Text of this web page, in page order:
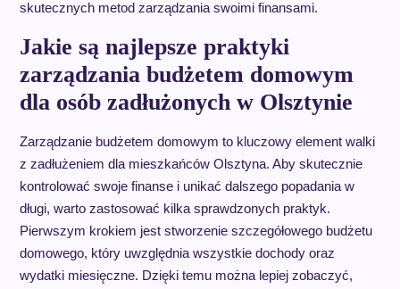
skutecznych metod zarządzania swoimi finansami.
Jakie są najlepsze praktyki
zarządzania budżetem domowym
dla osób zadłużonych w Olsztynie
Zarządzanie budżetem domowym to kluczowy element walki
z zadłużeniem dla mieszkańców Olsztyna. Aby skutecznie
kontrolować swoje finanse i unikać dalszego popadania w
długi, warto zastosować kilka sprawdzonych praktyk.
Pierwszym krokiem jest stworzenie szczegółowego budżetu
domowego, który uwzględnia wszystkie dochody oraz
wydatki miesięczne. Dzięki temu można lepiej zobaczyć,